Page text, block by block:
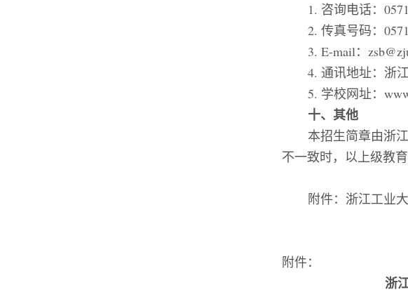
1. 咨询电话：
2. 传真号码：
3. E-mail：
4. 通讯地址：浙
5. 学校网址：
十、其他
本招生简章由浙
不一致时，以上级教
附件：浙江工业
附件：
浙